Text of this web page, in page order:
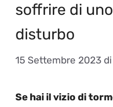
soffrire di
disturbo
15 Settembre 2023 di
Se hai il vizio di